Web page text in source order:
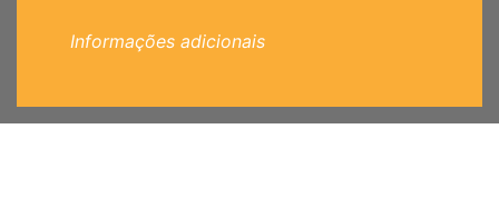
Informações adicionais